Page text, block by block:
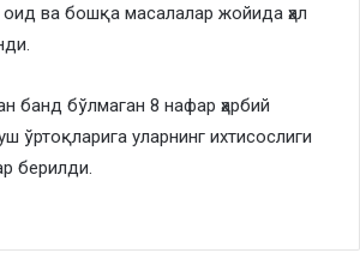
оид ва бошқа масалалар жойида ҳал
банд бўлмаган 8 нафар ҳарбий
ўртоқларига уларнинг ихтисослиги
берилди.